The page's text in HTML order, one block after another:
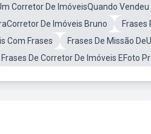
Corretor De ImóveisQuando Vendeu
De Imóveis Bruno
Frases
Com Frases
Frases De Missão
Frases De Corretor De Imóveis EFoto